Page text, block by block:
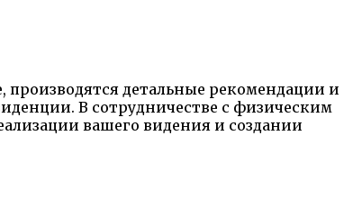
детальные рекомендации и
В сотрудничестве с физическим
вашего видения и создании